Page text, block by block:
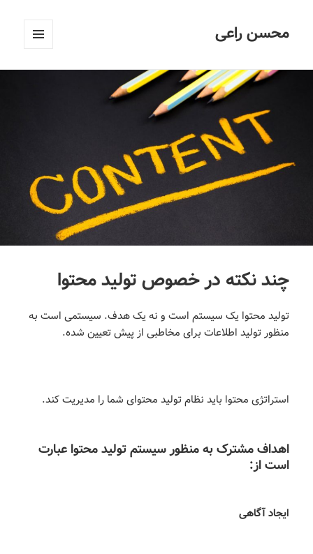
محسن راعی
و
چند نکته در خصوص تولید محتوا
تولید محتوا یک سیستم است و نه یک هدف. سیستمی است به
منظور تولید اطلاعات برای مخاطبی از پیش تعیین شده.
استراتژی محتوا باید نظام تولید محتوای شما را مدیریت کند.
اهداف مشترک به منظور سیستم تولید محتوا عبارت
است از:
ایجاد آگاهی